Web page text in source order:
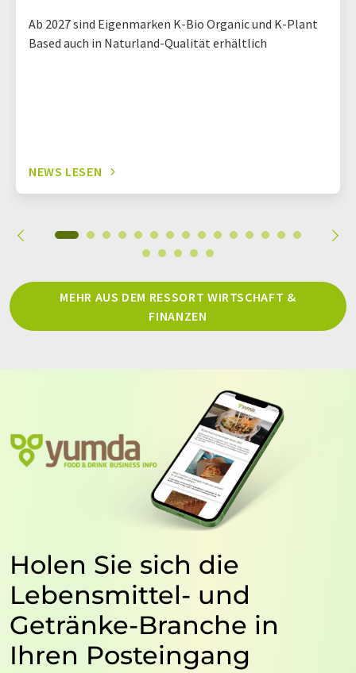
Ab 2027 sind Eigenmarken K-Bio Organic und K-Plant
Based auch in Naturland-Qualität erhältlich
NEWS LESEN
MEHR AUS DEM RESSORT WIRTSCHAFT &
FINANZEN
Holen Sie sich die
Lebensmittel- und
Getränke-Branche in
Ihren Posteingang